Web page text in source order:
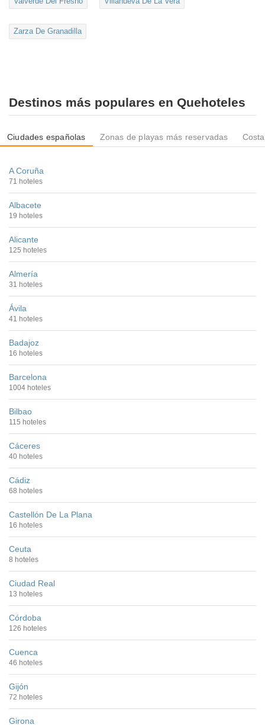
Zarza De Granadilla
Destinos más populares en Quehoteles
Ciudades españolas Zonas de playas más reservadas
A Coruña
71 hoteles
Albacete
19 hoteles
Alicante
125 hoteles
Almería
31 hoteles
Ávila
41 hoteles
Badajoz
16 hoteles
Barcelona
1004 hoteles
Bilbao
115 hoteles
Cáceres
40 hoteles
Cádiz
68 hoteles
Castellón De La Plana
16 hoteles
Ceuta
8 hoteles
Ciudad Real
13 hoteles
Córdoba
126 hoteles
Cuenca
46 hoteles
Gijón
72 hoteles
Girona